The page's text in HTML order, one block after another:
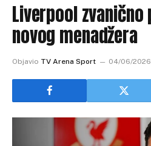
Liverpool
novog menadžera
Objavio TV Arena Sport 04/06/2026